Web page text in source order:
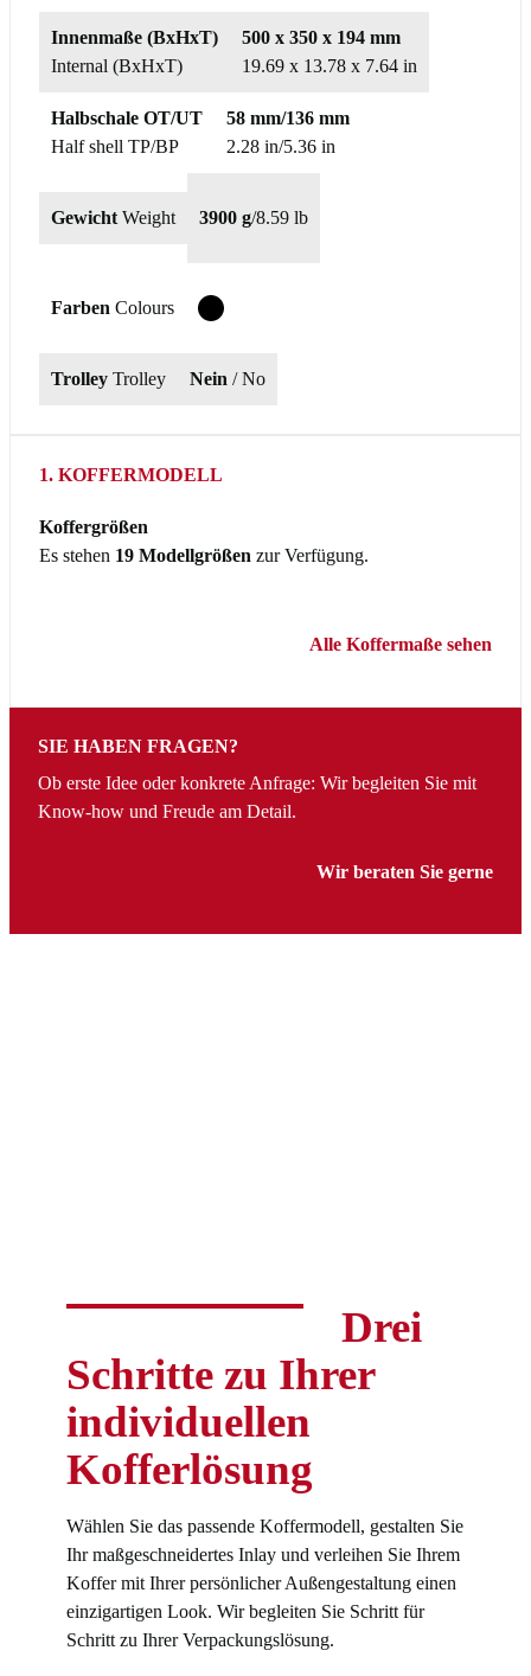
Innenmaße (BxHxT)
Internal (BxHxT)
500 x 350 x 194 mm
19.69 x 13.78 x 7.64 in
Halbschale OT/UT
Half shell TP/BP
58 mm/136 mm
2.28 in/5.36 in
Gewicht Weight 3900 g/8.59 lb
Farben Colours
Trolley Trolley Nein / No
1. KOFFERMODELL
Koffergrößen
Es stehen 19 Modellgrößen zur Verfügung.
Alle Koffermaße sehen
SIE HABEN FRAGEN?
Ob erste Idee oder konkrete Anfrage: Wir begleiten Sie mit
Know-how und Freude am Detail.
Wir beraten Sie gerne
Drei
Schritte zu Ihrer
individuellen
Kofferlösung
Wählen Sie das passende Koffermodell, gestalten Sie
Ihr maßgeschneidertes Inlay und verleihen Sie Ihrem
Koffer mit Ihrer persönlicher Außengestaltung einen
einzigartigen Look. Wir begleiten Sie Schritt für
Schritt zu Ihrer Verpackungslösung.